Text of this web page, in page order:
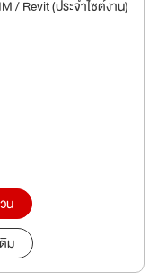
/ Revit (ประจำไซต์งาน)
น
ม